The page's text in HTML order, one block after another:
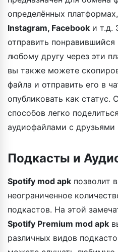
определённых
Instagram, Facebook и т.д.
отправить
любому другу через эти
вы также можете
файла и отправить его в
опубликовать как
способов легко
аудиофайлами с друзьями
Подкасты и
Spotify mod apk позволит
неограниченное
подкастов. На этой
Spotify Premium mod apk
различных видов